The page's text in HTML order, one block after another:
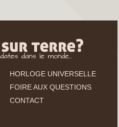
HORLOGE UNIVERSELLE
FOIRE AUX QUESTIONS
CONTACT